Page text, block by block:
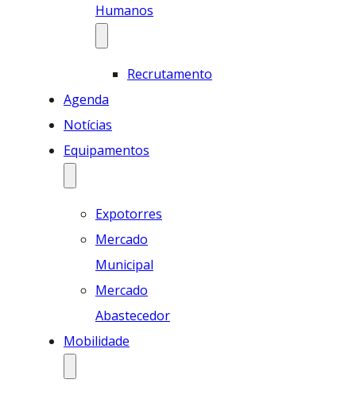
Humanos
Recrutamento
Agenda
Notícias
Equipamentos
Expotorres
Mercado
Municipal
Mercado
Abastecedor
Mobilidade